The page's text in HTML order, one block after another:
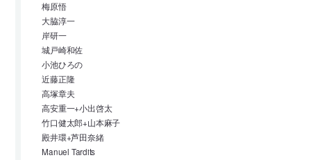
梅原悟
大脇淳一
岸研一
城戸崎和佐
小池ひろの
近藤正隆
高塚章夫
高安重一+小出啓太
竹口健太郎+山本麻子
殿井環+芦田奈緒
Manuel Tardits